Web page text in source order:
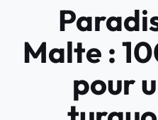
Malte :
pour